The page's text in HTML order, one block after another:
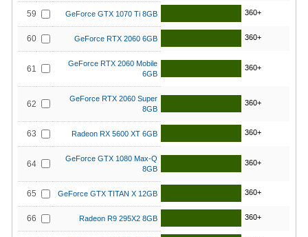
59 GeForce GTX 1070 Ti 8GB 360+
60 GeForce RTX 2060 6GB 360+
61
GeForce RTX 2060 Mobile
6GB
360+
62
GeForce RTX 2060 Super
8GB
360+
63 Radeon RX 5600 XT 6GB 360+
64
GeForce GTX 1080 Max-Q
8GB
360+
65 GeForce GTX TITAN X 12GB 360+
66 Radeon R9 295X2 8GB 360+